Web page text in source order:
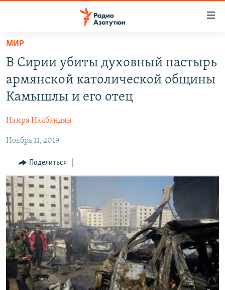
Перейти
основному
содержанию
Перейти
основной
навигации
Перейти
поиску
НОВОСТИ
ПОЛИТИКА
ЭКОНОМИКА
РЕГИОН
НАГОРНЫЙ КАРАБАХ
КУЛЬТУРА
СПОРТ
АРХИВ
Հայերեն
English
Русский
МИР
В Сирии убиты духовный пастырь
армянской католической общины
Камышлы и его отец
Наира Налбандян
Ноябрь 11, 2019
Поделиться